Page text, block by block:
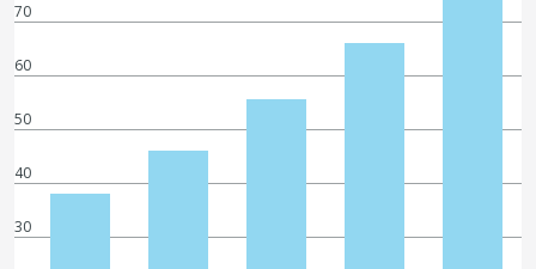
70
60
50
40
30